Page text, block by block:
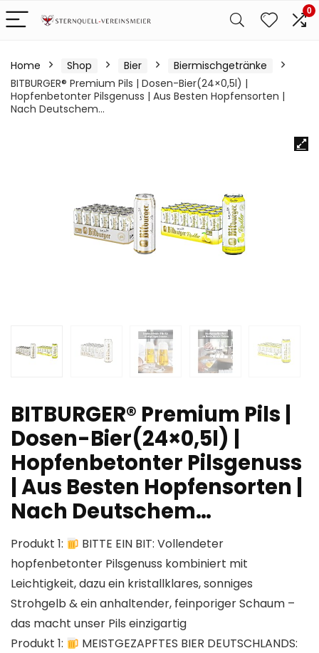
0
Home Shop Bier
Biermischgetränke
BITBURGER® Premium Pils | Dosen-Bier(24×0,5l) |
Hopfenbetonter Pilsgenuss | Aus Besten Hopfensorten |
Nach Deutschem…
BITBURGER® Premium Pils |
Dosen-Bier(24×0,5l) |
Hopfenbetonter Pilsgenuss
| Aus Besten Hopfensorten |
Nach Deutschem…
Produkt 1:
BITTE EIN BIT: Vollendeter
hopfenbetonter Pilsgenuss kombiniert mit
Leichtigkeit, dazu ein kristallklares, sonniges
Strohgelb & ein anhaltender, feinporiger Schaum –
das macht unser Pils einzigartig
Produkt 1:
MEISTGEZAPFTES BIER DEUTSCHLANDS: